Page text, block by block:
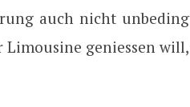
auch nicht
Limousine geniessen